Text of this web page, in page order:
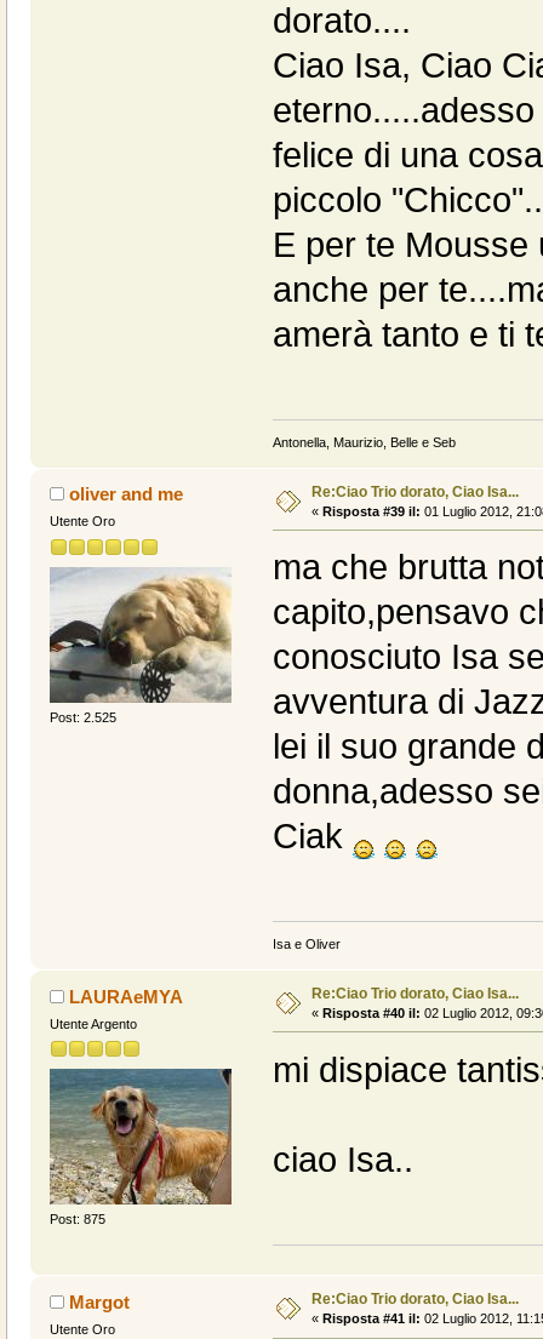
dorato....
Ciao Isa, Ciao
felice di una
piccolo
E per te Mousse
anche per
amerà tanto e ti
Antonella, Maurizio, Belle e Seb
oliver and me
Utente Oro
Post: 2.525
Re:Ciao Trio dorato, Ciao Isa...
« Risposta #39 il: 01 Luglio 2012,
ma che brutta
capito,pensavo
conosciuto Isa
avventura di
lei il suo grande
donna,adesso
Ciak
Isa e Oliver
LAURAeMYA
Utente Argento
Post: 875
Re:Ciao Trio dorato, Ciao Isa...
« Risposta #40 il: 02 Luglio 2012,
mi dispiace
ciao Isa..
Margot
Utente Oro
Re:Ciao Trio dorato, Ciao Isa...
« Risposta #41 il: 02 Luglio 2012,